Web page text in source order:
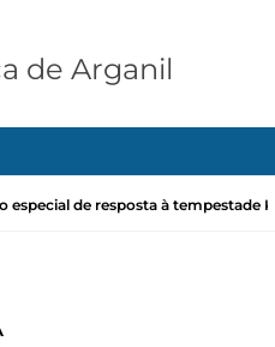
especial de resposta à tempestade